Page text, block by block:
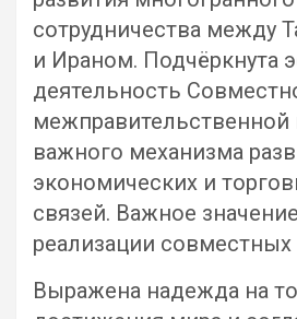
сотрудничества между
и Ираном. Подчёркнута
деятельность
межправительственной
важного механизма
экономических и
связей. Важное
реализации совместных
Выражена надежда на